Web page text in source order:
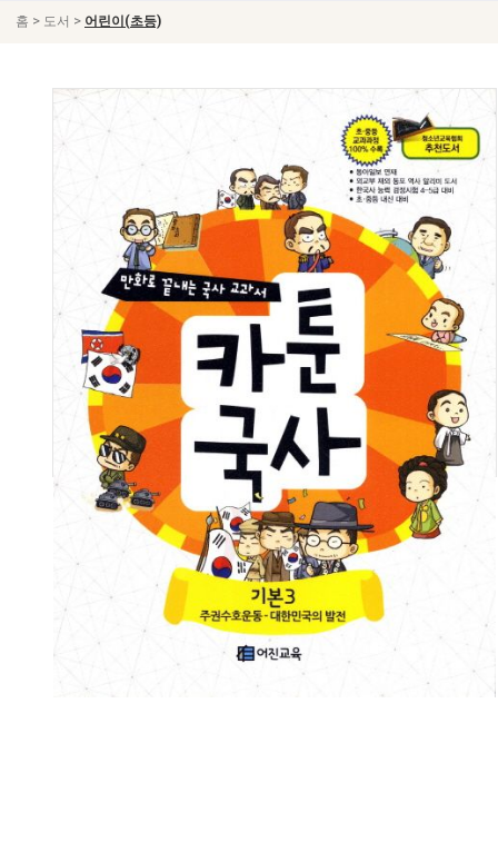
홈 > 도서 > 어린이(초등)